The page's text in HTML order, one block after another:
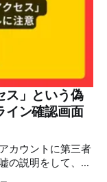
産党に対して恥じ
付きの動画がXで
画に『韓国』と書
摘もあるが、「日
とだと思わない」
いない」など、拡
る。 検証過
ス」という偽
ン確認画面
カウントに第三者
の説明をして、リ